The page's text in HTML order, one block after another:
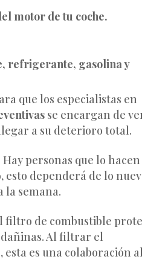
motor de tu coche.
refrigerante, gasolina y
que los especialistas en
se encargan de
a su deterioro total.
personas que lo hacen
esto dependerá de lo
la semana.
filtro de combustible
Al filtrar el
es una colaboración al